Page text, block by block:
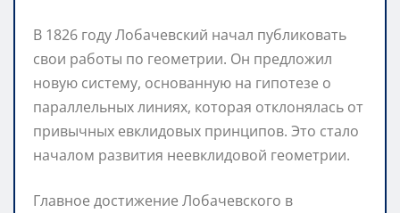
В 1826 году Лобачевский начал публиковать
свои работы по геометрии. Он предложил
новую систему, основанную на гипотезе о
параллельных линиях, которая отклонялась от
привычных евклидовых принципов. Это стало
началом развития неевклидовой геометрии.
Главное достижение Лобачевского в